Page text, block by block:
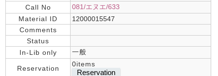
Call No
081/エヌエ/633
Material ID
12000015547
Comments
Status
In-Lib only
一般
Reservation
0items
Reservation